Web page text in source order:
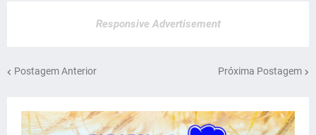
Responsive Advertisement
Postagem Anterior Próxima Postagem